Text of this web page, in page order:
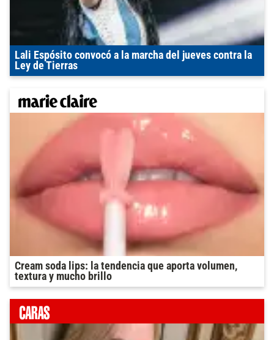
Lali Espósito convocó a la marcha del jueves contra la
Ley de Tierras
Cream soda lips: la tendencia que aporta volumen,
textura y mucho brillo